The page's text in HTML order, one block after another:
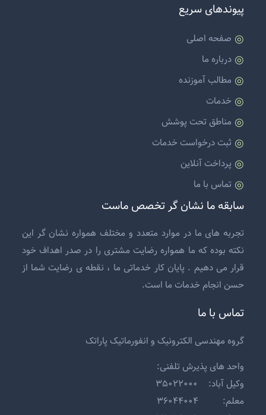
پیوندهای سریع
صفحه اصلی
درباره ما
مطالب آموزنده
خدمات
مناطق تحت پوشش
ثبت درخواست خدمات
پرداخت آنلاین
تماس با ما
سابقه ما نشان گر تخصص ماست
تجربه های ما در موارد متعدد و مختلف همواره نشان گر این
نکته بوده که ما همواره رضایت مشتری را در صدر اهداف خود
قرار می دهیم . پایان کار خدماتی ما ، نقطه ی رضایت شما از
حسن انجام خدمات ما است.
تماس با ما
گروه مهندسی الکترونیک و انفورماتیک پاراتک
واحد های پذیرش تلفنی:
وکیل آباد: ۳۵۰۲۲۰۰۰
معلم: ۳۶۰۴۴۰۰۴